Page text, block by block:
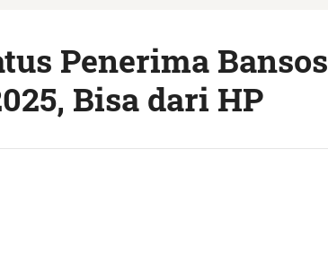
Penerima Bansos
Bisa dari HP